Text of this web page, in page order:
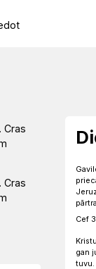
Cras
Cras
Cef
gan
tuvu.